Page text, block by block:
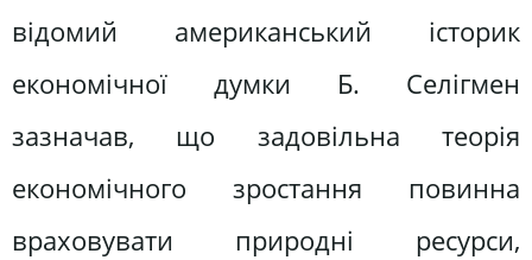
відомий американський історик
економічної думки Б. Селігмен
зазначав, що задовільна теорія
економічного зростання повинна
враховувати природні ресурси,